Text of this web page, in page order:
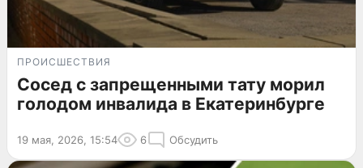
ПРОИСШЕСТВИЯ
Сосед с запрещенными тату морил
голодом инвалида в Екатеринбурге
19 мая, 2026, 15:54 6 Обсудить